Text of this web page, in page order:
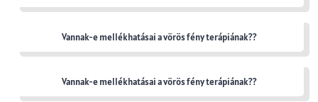
Vannak-e mellékhatásai a vörös fény terápiának??
Vannak-e mellékhatásai a vörös fény terápiának??